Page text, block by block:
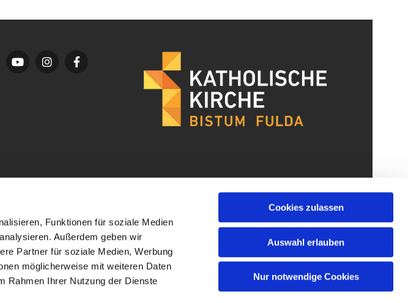
Funktionen für soziale Medien
Außerdem geben wir
Partner für soziale Medien, Werbung
möglicherweise mit weiteren Daten
Rahmen Ihrer Nutzung der Dienste
Cookies zulassen
Auswahl erlauben
Nur notwendige Cookies
ChurchDesk-Login